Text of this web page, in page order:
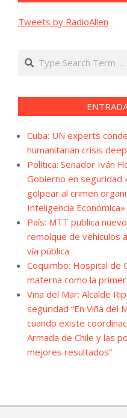
Tweets by RadioAllen
Search
Cuba: UN experts
humanitarian crisis
Política: Senador Iván
Gobierno en seguridad
golpear al crimen
Inteligencia Económica»
País: MTT publica
remolque de vehículos
vía pública
Coquimbo: Hospital de
materna como la
Viña del Mar: Alcalde
seguridad “En Viña del
cuando existe
Armada de Chile y las
mejores resultados”